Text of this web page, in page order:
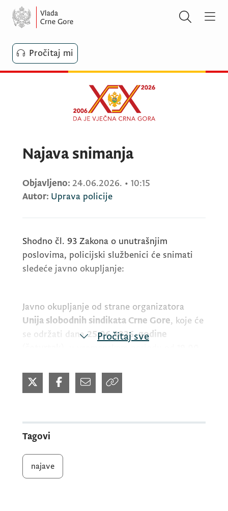
Pročitaj mi
Najava snimanja
Objavljeno: 24.06.2026. • 10:15
Autor: Uprava policije
Shodno čl. 93 Zakona o unutrašnjim
poslovima, policijski službenici će snimati
sledeće javno okupljanje:
Javno okupljanje od strane organizatora
Unija slobodnih sindikata Crne Gore, koje će
se održati dana25.06.2026. godine
Ulica Stanka Dragojevića će biti zatvorena
za saobraćaj, a po potrebi može doći i do
zatvarnja okolnih ulica.
Pročitaj sve
Tagovi
najave